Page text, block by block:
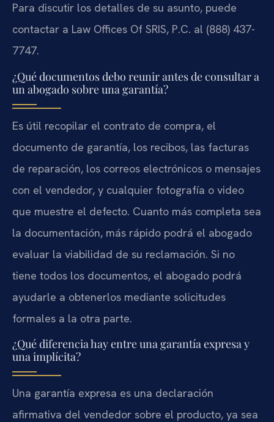
Para discutir los detalles de su asunto, puede
contactar a Law Offices Of SRIS, P.C. al (888) 437-
7747.
¿Qué documentos debo reunir antes de consultar a
un abogado sobre una garantía?
Es útil recopilar el contrato de compra, el
documento de garantía, los recibos, las facturas
de reparación, los correos electrónicos o mensajes
con el vendedor, y cualquier fotografía o video
que muestre el defecto. Cuanto más completa sea
la documentación, más rápido podrá el abogado
evaluar la viabilidad de su reclamación. Si no
tiene todos los documentos, el abogado podrá
ayudarle a obtenerlos mediante solicitudes
formales a la otra parte.
¿Qué diferencia hay entre una garantía expresa y
una implícita?
Una garantía expresa es una declaración
afirmativa del vendedor sobre el producto, ya sea